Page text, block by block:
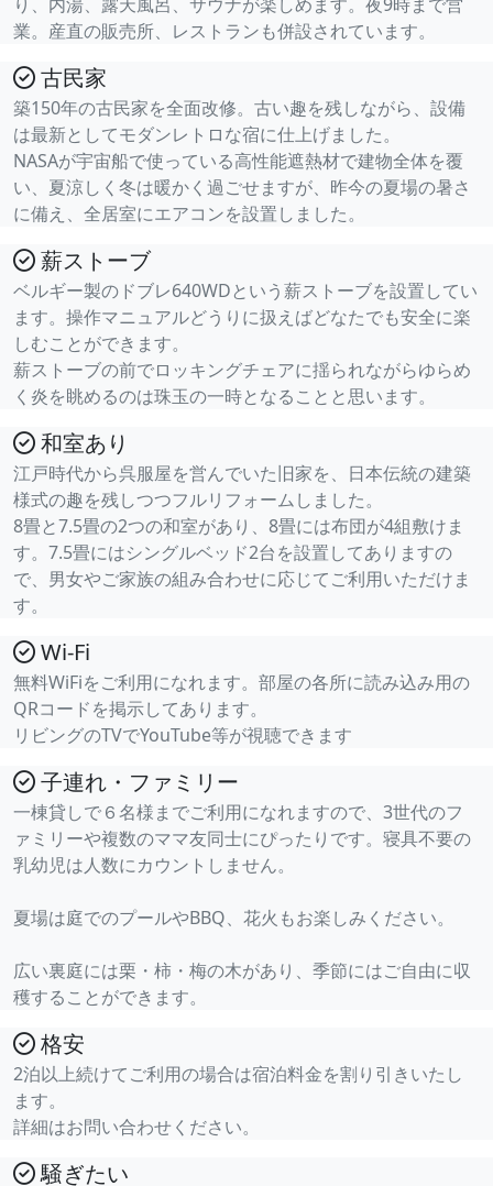
業。産直の販売所、レストランも併設されています。
古民家
築150年の古民家を全面改修。古い趣を残しながら、設備
は最新としてモダンレトロな宿に仕上げました。
NASAが宇宙船で使っている高性能遮熱材で建物全体を覆
い、夏涼しく冬は暖かく過ごせますが、昨今の夏場の暑さ
に備え、全居室にエアコンを設置しました。
薪ストーブ
ベルギー製のドブレ640WDという薪ストーブを設置してい
ます。操作マニュアルどうりに扱えばどなたでも安全に楽
しむことができます。
薪ストーブの前でロッキングチェアに揺られながらゆらめ
く炎を眺めるのは珠玉の一時となることと思います。
和室あり
江戸時代から呉服屋を営んでいた旧家を、日本伝統の建築
様式の趣を残しつつフルリフォームしました。
8畳と7.5畳の2つの和室があり、8畳には布団が4組敷けま
す。7.5畳にはシングルベッド2台を設置してありますの
で、男女やご家族の組み合わせに応じてご利用いただけま
す。
Wi-Fi
無料WiFiをご利用になれます。部屋の各所に読み込み用の
QRコードを掲示してあります。
リビングのTVでYouTube等が視聴できます
子連れ・ファミリー
一棟貸しで６名様までご利用になれますので、3世代のフ
ァミリーや複数のママ友同士にぴったりです。寝具不要の
乳幼児は人数にカウントしません。
夏場は庭でのプールやBBQ、花火もお楽しみください。
広い裏庭には栗・柿・梅の木があり、季節にはご自由に収
穫することができます。
格安
2泊以上続けてご利用の場合は宿泊料金を割り引きいたし
ます。
詳細はお問い合わせください。
騒ぎたい